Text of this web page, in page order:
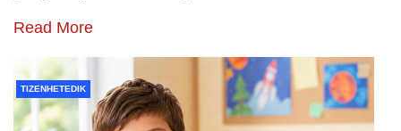
Read More
TIZENHETEDIK